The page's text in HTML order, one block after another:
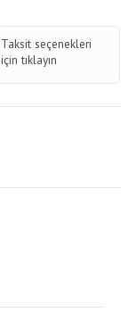
Taksit seçenekleri
için tıklayın